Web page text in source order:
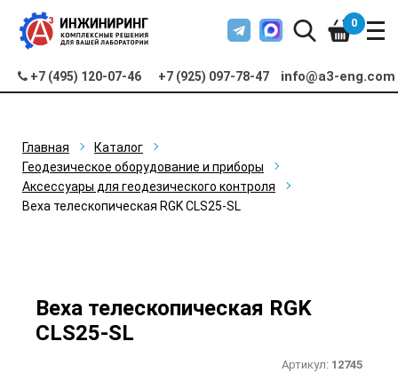
+7 (495) 120-07-46 +7 (925) 097-78-47 info@a3-eng.com
0
Главная
Каталог
Геодезическое оборудование и приборы
Аксессуары для геодезического контроля
Веха телескопическая RGK CLS25-SL
Веха телескопическая RGK
CLS25-SL
Артикул: 12745